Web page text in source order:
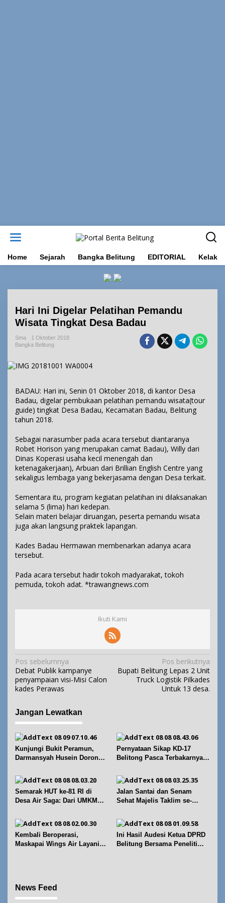
t
Home Sejarah Bangka Belitung EDITORIAL Kelakar
Hari Ini Digelar Pelatihan Pemandu
Wisata Tingkat Desa Badau
Sma
1 Oktober 2018
Bangka Belitung
BADAU: Hari ini, Senin 01 Oktober 2018, di kantor Desa
Badau, digelar pembukaan pelatihan pemandu wisata(tour
guide) tingkat Desa Badau, Kecamatan Badau, Belitung
tahun 2018.
Sebagai narasumber pada acara tersebut diantaranya
Robet Horison yang merupakan camat Badau), Willy dari
Dinas Koperasi usaha kecil menengah dan
ketenagakerjaan), Arbuan dari Brillian English Centre yang
sekaligus lembaga yang bekerjasama dengan Desa terkait.
Sementara itu, program kegiatan pelatihan ini dilaksanakan
selama 5 (lima) hari kedepan.
Selain materi belajar diruangan, peserta pemandu wisata
juga akan langsung praktek lapangan.
Kades Badau Hermawan membenarkan adanya acara
tersebut.
Pada acara tersebut hadir tokoh madyarakat, tokoh
pemuda, tokoh adat. *trawangnews.com
Ikuti Kami
N
a
v
g
a
s
i
p
s
Pos sebelumnya
Debat Publik kampanye
penyampaian visi-Misi Calon
kades Perawas
Pos berikutnya
Bupati Belitung Lepas 2 Unit
Truck Logistik Pilkades
Untuk 13 desa.
Jangan Lewatkan
Kunjungi Bukit Peramun,
Darmansyah Husein Dorong
Pernyataan Sikap KD-17
Belitong Pasca Terbakarnya
Semarak HUT ke-81 RI di
Desa Air Saga: Dari UMKM
Jalan Santai dan Senam
Sehat Majelis Taklim se-
Kembali Beroperasi,
Maskapai Wings Air Layani
Ini Hasil Audesi Ketua DPRD
Belitung Bersama Peneliti
News Feed